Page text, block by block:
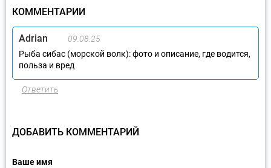
КОММЕНТАРИИ
Adrian
09.08.25
Рыба сибас (морской волк): фото и описание, где водится,
польза и вред
Ответить
ДОБАВИТЬ КОММЕНТАРИЙ
Ваше имя